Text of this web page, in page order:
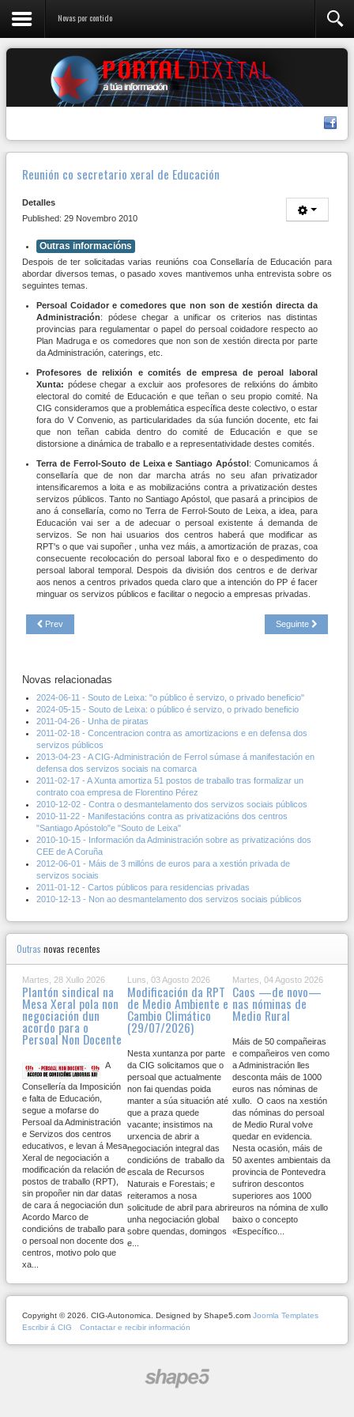
Novas por contido
Reunión co secretario xeral de Educación
Detalles
Published: 29 Novembro 2010
Outras informacións
Despois de ter solicitadas varias reunións coa Consellaría de Educación para
abordar diversos temas, o pasado xoves mantivemos unha entrevista sobre os
seguintes temas.
Persoal Coidador e comedores que non son de xestión directa da
Administración: pódese chegar a unificar os criterios nas distintas
provincias para regulamentar o papel do persoal coidadore respecto ao
Plan Madruga e os comedores que non son de xestión directa por parte
da Administración, caterings, etc.
Profesores de relixión e comités de empresa de peroal laboral
Xunta: pódese chegar a excluir aos profesores de relixións do ámbito
electoral do comité de Educación e que teñan o seu propio comité. Na
CIG consideramos que a problemática específica deste colectivo, o estar
fora do V Convenio, as particularidades da súa función docente, etc fai
que non teñan cabida dentro do comité de Educación e que se
distorsione a dinámica de traballo e a representatividade destes comités.
Terra de Ferrol-Souto de Leixa e Santiago Apóstol: Comunicamos á
consellaría que de non dar marcha atrás no seu afan privatizador
intensificaremos a loita e as mobilizacións contra a privatización destes
servizos públicos. Tanto no Santiago Apóstol, que pasará a principios de
ano á consellaría, como no Terra de Ferrol-Souto de Leixa, a idea, para
Educación vai ser a de adecuar o persoal existente á demanda de
servizos. Se non hai usuarios dos centros haberá que modificar as
RPT's o que vai supoñer , unha vez máis, a amortización de prazas, coa
consecuente recolocación do persoal laboral fixo e o despedimento do
persoal laboral temporal. Despois da división dos centros e de derivar
aos nenos a centros privados queda claro que a intención do PP é facer
minguar os servizos públicos e facilitar o negocio a empresas privadas.
Prev Seguinte
Novas relacionadas
2024-06-11 - Souto de Leixa: "o público é servizo, o privado beneficio"
2024-05-15 - Souto de Leixa: o público é servizo, o privado beneficio
2011-04-26 - Unha de piratas
2011-02-18 - Concentracion contra as amortizacions e en defensa dos
servizos públicos
2013-04-23 - A CIG-Administración de Ferrol súmase á manifestación en
defensa dos servizos sociais na comarca
2011-02-17 - A Xunta amortiza 51 postos de traballo tras formalizar un
contrato coa empresa de Florentino Pérez
2010-12-02 - Contra o desmantelamento dos servizos sociais públicos
2010-11-22 - Manifestacións contra as privatizacións dos centros
"Santiago Apóstolo"e "Souto de Leixa"
2010-10-15 - Información da Administración sobre as privatizacións dos
CEE de A Coruña
2012-06-01 - Máis de 3 millóns de euros para a xestión privada de
servizos sociais
2011-01-12 - Cartos públicos para residencias privadas
2010-12-13 - Non ao desmantelamento dos servizos sociais públicos
Outras novas recentes
Martes, 28 Xullo 2026
Plantón sindical na
Mesa Xeral pola non
negociación dun
acordo para o
Persoal Non Docente
A
Consellería da Imposición
e falta de Educación,
segue a mofarse do
Persoal da Administración
e Servizos dos centros
educativos, e levan á Mesa
Xeral de negociación a
modificación da relación de
postos de traballo (RPT),
sin propoñer nin dar datas
de cara á negociación dun
Acordo Marco de
condicións de traballo para
o persoal non docente dos
centros, motivo polo que
xa...
Luns, 03 Agosto 2026
Modificación da RPT
de Medio Ambiente e
Cambio Climático
(29/07/2026)
Nesta xuntanza por parte
da CIG solicitamos que o
persoal que actualmente
non fai quendas poida
manter a súa situación até
que a praza quede
vacante; insistimos na
urxencia de abrir a
negociación integral das
condicións de traballo da
escala de Recursos
Naturais e Forestais; e
reiteramos a nosa
solicitude de abril para abrir
unha negociación global
sobre quendas, domingos
e...
Martes, 04 Agosto 2026
Caos —de novo—
nas nóminas de
Medio Rural
Máis de 50 compañeiras
e compañeiros ven como
a Administración lles
desconta máis de 1000
euros nas nóminas de
xullo. O caos na xestión
das nóminas do persoal
de Medio Rural volve
quedar en evidencia.
Nesta ocasión, máis de
50 axentes ambientais da
provincia de Pontevedra
sufriron descontos
superiores aos 1000
euros na nómina de xullo
baixo o concepto
«Específico...
Copyright © 2026. CIG-Autonomica. Designed by Shape5.com Joomla Templates
Escribir á CIG
Contactar e recibir información